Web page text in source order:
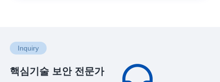
Inquiry
핵심기술 보안 전문가